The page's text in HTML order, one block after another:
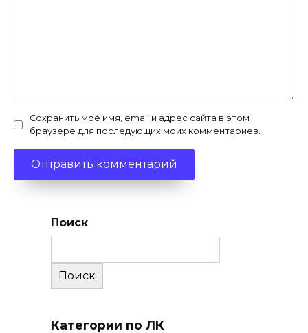
Сохранить моё имя, email и адрес сайта в этом
браузере для последующих моих комментариев.
Поиск
Поиск
Категории по ЛК